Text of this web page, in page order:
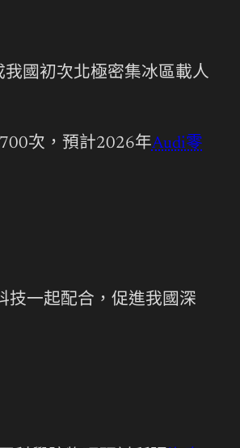
國初次北極密集冰區載人
次，預計2026年Audi零
技一起配合，促進我國深